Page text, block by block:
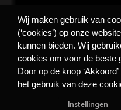
Wij maken gebruik van
(‘cookies’) op onze
kunnen bieden. Wij
cookies om voor de beste
Door op de knop
het gebruik van deze
Instellingen